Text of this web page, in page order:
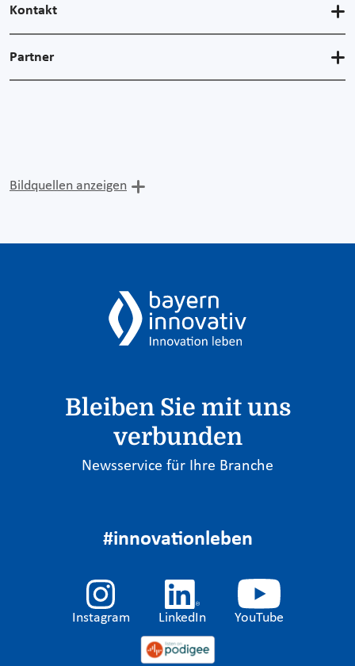
Kontakt
Partner
Bildquellen anzeigen
Bleiben Sie mit uns
verbunden
Newsservice für Ihre Branche
#innovationleben
Instagram LinkedIn YouTube